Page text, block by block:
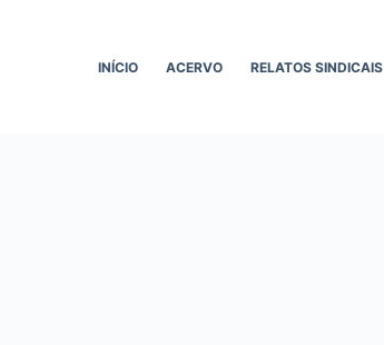
INÍCIO ACERVO RELATOS SINDICAIS